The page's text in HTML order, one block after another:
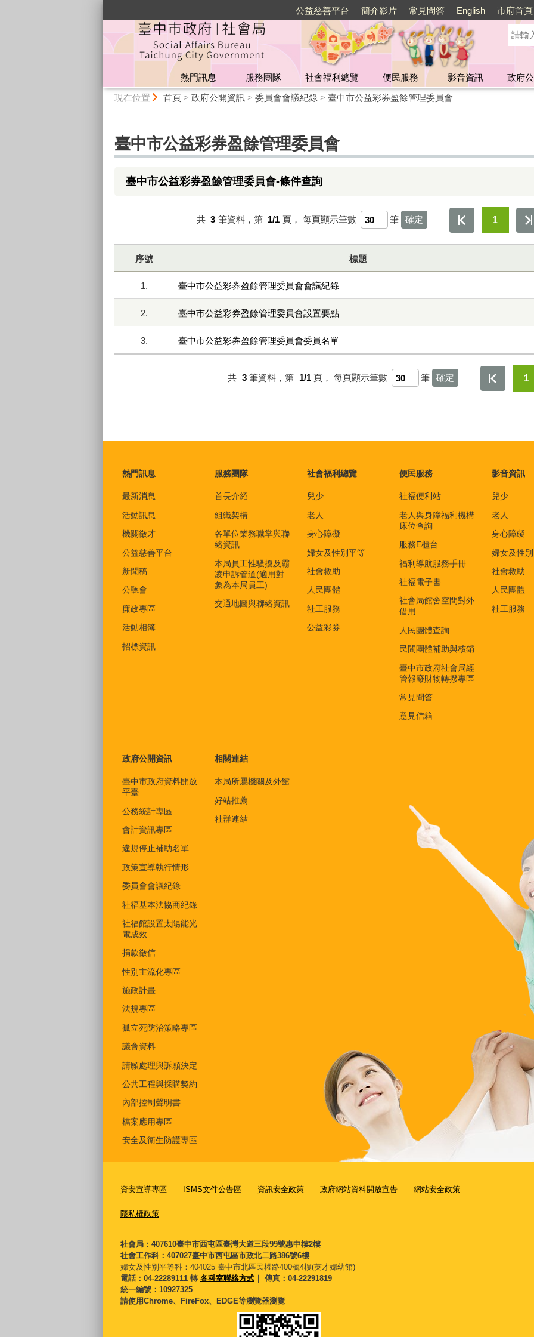
公益慈善平台 簡介影片 常見問答 English 市府首頁
熱門訊息 服務團隊 社會福利總覽 便民服務 影音資訊
政府
現在位置 首頁> 政府公開資訊> 委員會會議紀錄> 臺中市公益彩券盈餘管理委員會
臺中市公益彩券盈餘管理委員會
臺中市公益彩券盈餘管理委員會-條件查詢
共 3 筆資料，第 1/1 頁， 每頁顯示筆數 筆 1
序號 標題
1. 臺中市公益彩券盈餘管理委員會會議紀錄
2. 臺中市公益彩券盈餘管理委員會設置要點
3. 臺中市公益彩券盈餘管理委員會委員名單
共 3 筆資料，第 1/1 頁， 每頁顯示筆數 筆 1
熱門訊息
最新消息
活動訊息
機關徵才
公益慈善平台
新聞稿
公聽會
廉政專區
活動相簿
招標資訊
服務團隊
首長介紹
組織架構
各單位業務職掌與聯
絡資訊
本局員工性騷擾及霸
凌申訴管道(適用對
象為本局員工)
交通地圖與聯絡資訊
社會福利總覽
兒少
老人
身心障礙
婦女及性別平等
社會救助
人民團體
社工服務
公益彩券
便民服務
社福便利站
老人與身障福利機構
床位查詢
服務E櫃台
福利導航服務手冊
社福電子書
社會局館舍空間對外
借用
人民團體查詢
民間團體補助與核銷
臺中市政府社會局經
管報廢財物轉撥專區
常見問答
意見信箱
影音資訊
兒少
老人
身心障礙
婦女及性
社會救助
人民團體
社工服務
政府公開資訊
臺中市政府資料開放
平臺
公務統計專區
會計資訊專區
違規停止補助名單
政策宣導執行情形
委員會會議紀錄
社福基本法協商紀錄
社福館設置太陽能光
電成效
捐款徵信
性別主流化專區
施政計畫
法規專區
孤立死防治策略專區
議會資料
請願處理與訴願決定
公共工程與採購契約
內部控制聲明書
檔案應用專區
安全及衛生防護專區
相關連結
本局所屬機關及外館
好站推薦
社群連結
資安宣導專區 ISMS文件公告區 資訊安全政策 政府網站資料開放宣告 網站安全政策
隱私權政策
社會局：407610臺中市西屯區臺灣大道三段99號惠中樓2樓
社會工作科：407027臺中市西屯區市政北二路386號6樓
婦女及性別平等科： 404025 臺中市北區民權路400號4樓(英才婦幼館)
電話：04-22289111 轉 各科室聯絡方式 ｜ 傳真：04-22291819
統一編號：10927325
請使用Chrome、FireFox、EDGE等瀏覽器瀏覽